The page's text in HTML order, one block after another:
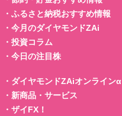
・ ふるさと納税おすすめ情報
・ 今月のダイヤモンドZAi
・ 投資コラム
・ 今日の注目株
・ ダイヤモンドZAiオンラインα
・ 新商品・サービス
・ ザイFX！